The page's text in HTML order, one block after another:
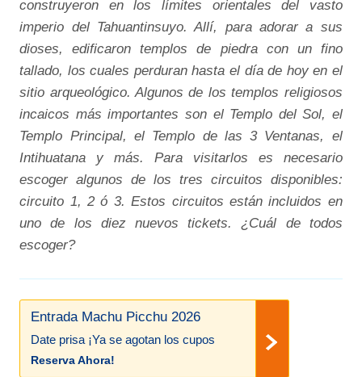
construyeron en los límites orientales del vasto
imperio del Tahuantinsuyo. Allí, para adorar a sus
dioses, edificaron templos de piedra con un fino
tallado, los cuales perduran hasta el día de hoy en el
sitio arqueológico. Algunos de los templos religiosos
incaicos más importantes son el Templo del Sol, el
Templo Principal, el Templo de las 3 Ventanas, el
Intihuatana y más. Para visitarlos es necesario
escoger algunos de los tres circuitos disponibles:
circuito 1, 2 ó 3. Estos circuitos están incluidos en
uno de los diez nuevos tickets. ¿Cuál de todos
escoger?
Entrada Machu Picchu 2026
Date prisa ¡Ya se agotan los cupos
Reserva Ahora!